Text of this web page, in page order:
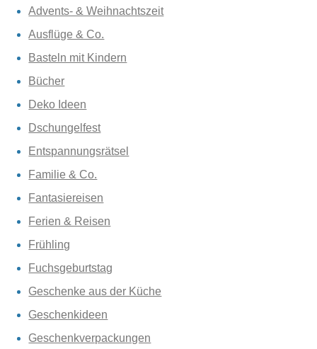
Advents- & Weihnachtszeit
Ausflüge & Co.
Basteln mit Kindern
Bücher
Deko Ideen
Dschungelfest
Entspannungsrätsel
Familie & Co.
Fantasiereisen
Ferien & Reisen
Frühling
Fuchsgeburtstag
Geschenke aus der Küche
Geschenkideen
Geschenkverpackungen